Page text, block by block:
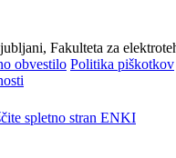
Fakulteta za
obvestilo Politika piškotkov
spletno stran ENKI